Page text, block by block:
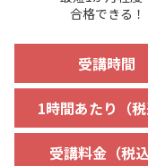
合格できる！
受講時間
1時間あたり（税
受講料金（税込